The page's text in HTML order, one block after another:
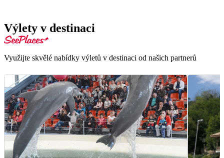
Výlety v destinaci
Využijte skvělé nabídky výletů v destinaci od našich partnerů